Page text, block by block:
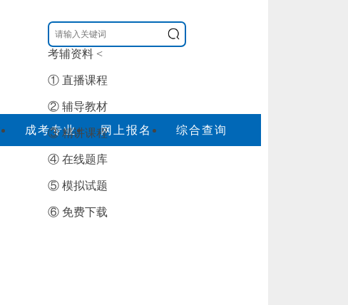
考辅资料 <
① 直播课程
② 辅导教材
③ 精讲课程
④ 在线题库
⑤ 模拟试题
⑥ 免费下载
成考专业 网上报名
综合查询